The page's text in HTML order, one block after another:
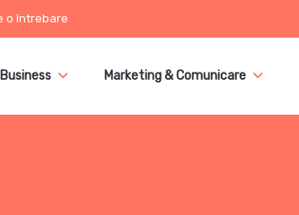
o întrebare
Business Marketing & Comunicare